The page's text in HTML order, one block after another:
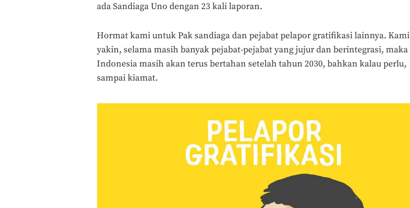
ada Sandiaga Uno dengan 23 kali laporan.
Hormat kami untuk Pak sandiaga dan pejabat pelapor gratifikasi lainnya. Kami
yakin, selama masih banyak pejabat-pejabat yang jujur dan berintegrasi, maka
Indonesia masih akan terus bertahan setelah tahun 2030, bahkan kalau perlu,
sampai kiamat.